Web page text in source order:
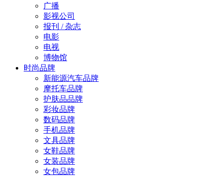
广播
影视公司
报刊 / 杂志
电影
电视
博物馆
时尚品牌
新能源汽车品牌
摩托车品牌
护肤品品牌
彩妆品牌
数码品牌
手机品牌
文具品牌
女鞋品牌
女装品牌
女包品牌